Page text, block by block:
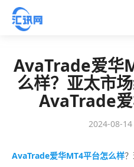
AvaTrade爱华
么样？亚太市
AvaTrade
2024-08-14
AvaTrade爱华MT4平台怎么样